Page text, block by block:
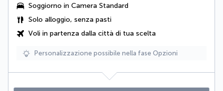
Soggiorno in Camera Standard
Solo alloggio, senza pasti
Voli in partenza dalla città di tua scelta
Personalizzazione possibile nella fase Opzioni